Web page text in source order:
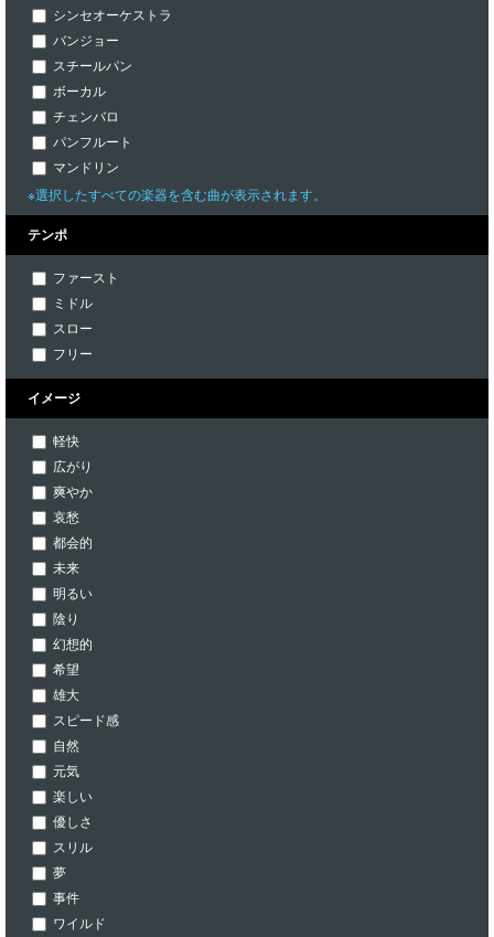
シンセオーケストラ
バンジョー
スチールパン
ボーカル
チェンバロ
パンフルート
マンドリン
※選択したすべての楽器を含む曲が表示されます。
テンポ
ファースト
ミドル
スロー
フリー
イメージ
軽快
広がり
爽やか
哀愁
都会的
未来
明るい
陰り
幻想的
希望
雄大
スピード感
自然
元気
楽しい
優しさ
スリル
夢
事件
ワイルド